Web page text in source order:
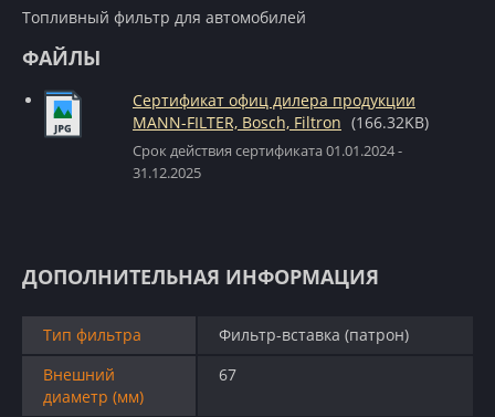
Топливный фильтр для автомобилей
ФАЙЛЫ
Сертификат офиц дилера продукции
MANN-FILTER, Bosch, Filtron (166.32KB)
Срок действия сертификата 01.01.2024 -
31.12.2025
ДОПОЛНИТЕЛЬНАЯ ИНФОРМАЦИЯ
Тип фильтра
Фильтр-вставка (патрон)
Внешний
диаметр (мм)
67